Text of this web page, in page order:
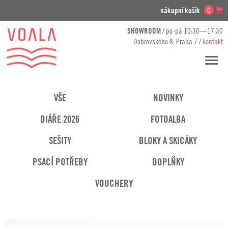
nákupní košík 0
SHOWROOM/ po-pá 10:30—17:30
Dobrovského 8, Praha 7 /kontakt
VŠE
NOVINKY
DIÁŘE 2026
FOTOALBA
SEŠITY
BLOKY A SKICÁKY
PSACÍ POTŘEBY
DOPLŇKY
VOUCHERY